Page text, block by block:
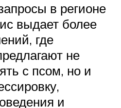
в регионе
выдает более
где
не
с псом, но и
и